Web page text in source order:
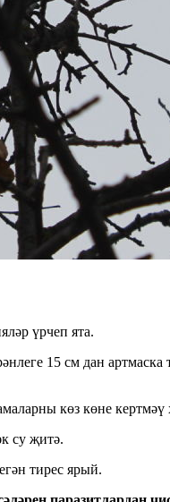
үрчеп ята.
15 см дан
көз көне кертмәү
су җитә.
тирес ярый.